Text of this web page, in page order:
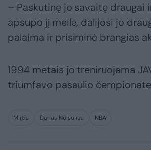
– Paskutinę jo savaitę draugai
apsupo jį meile, dalijosi jo
palaima ir prisiminė brangias
1994 metais jo treniruojama
triumfavo pasaulio
Mirtis Donas Nelsonas NBA